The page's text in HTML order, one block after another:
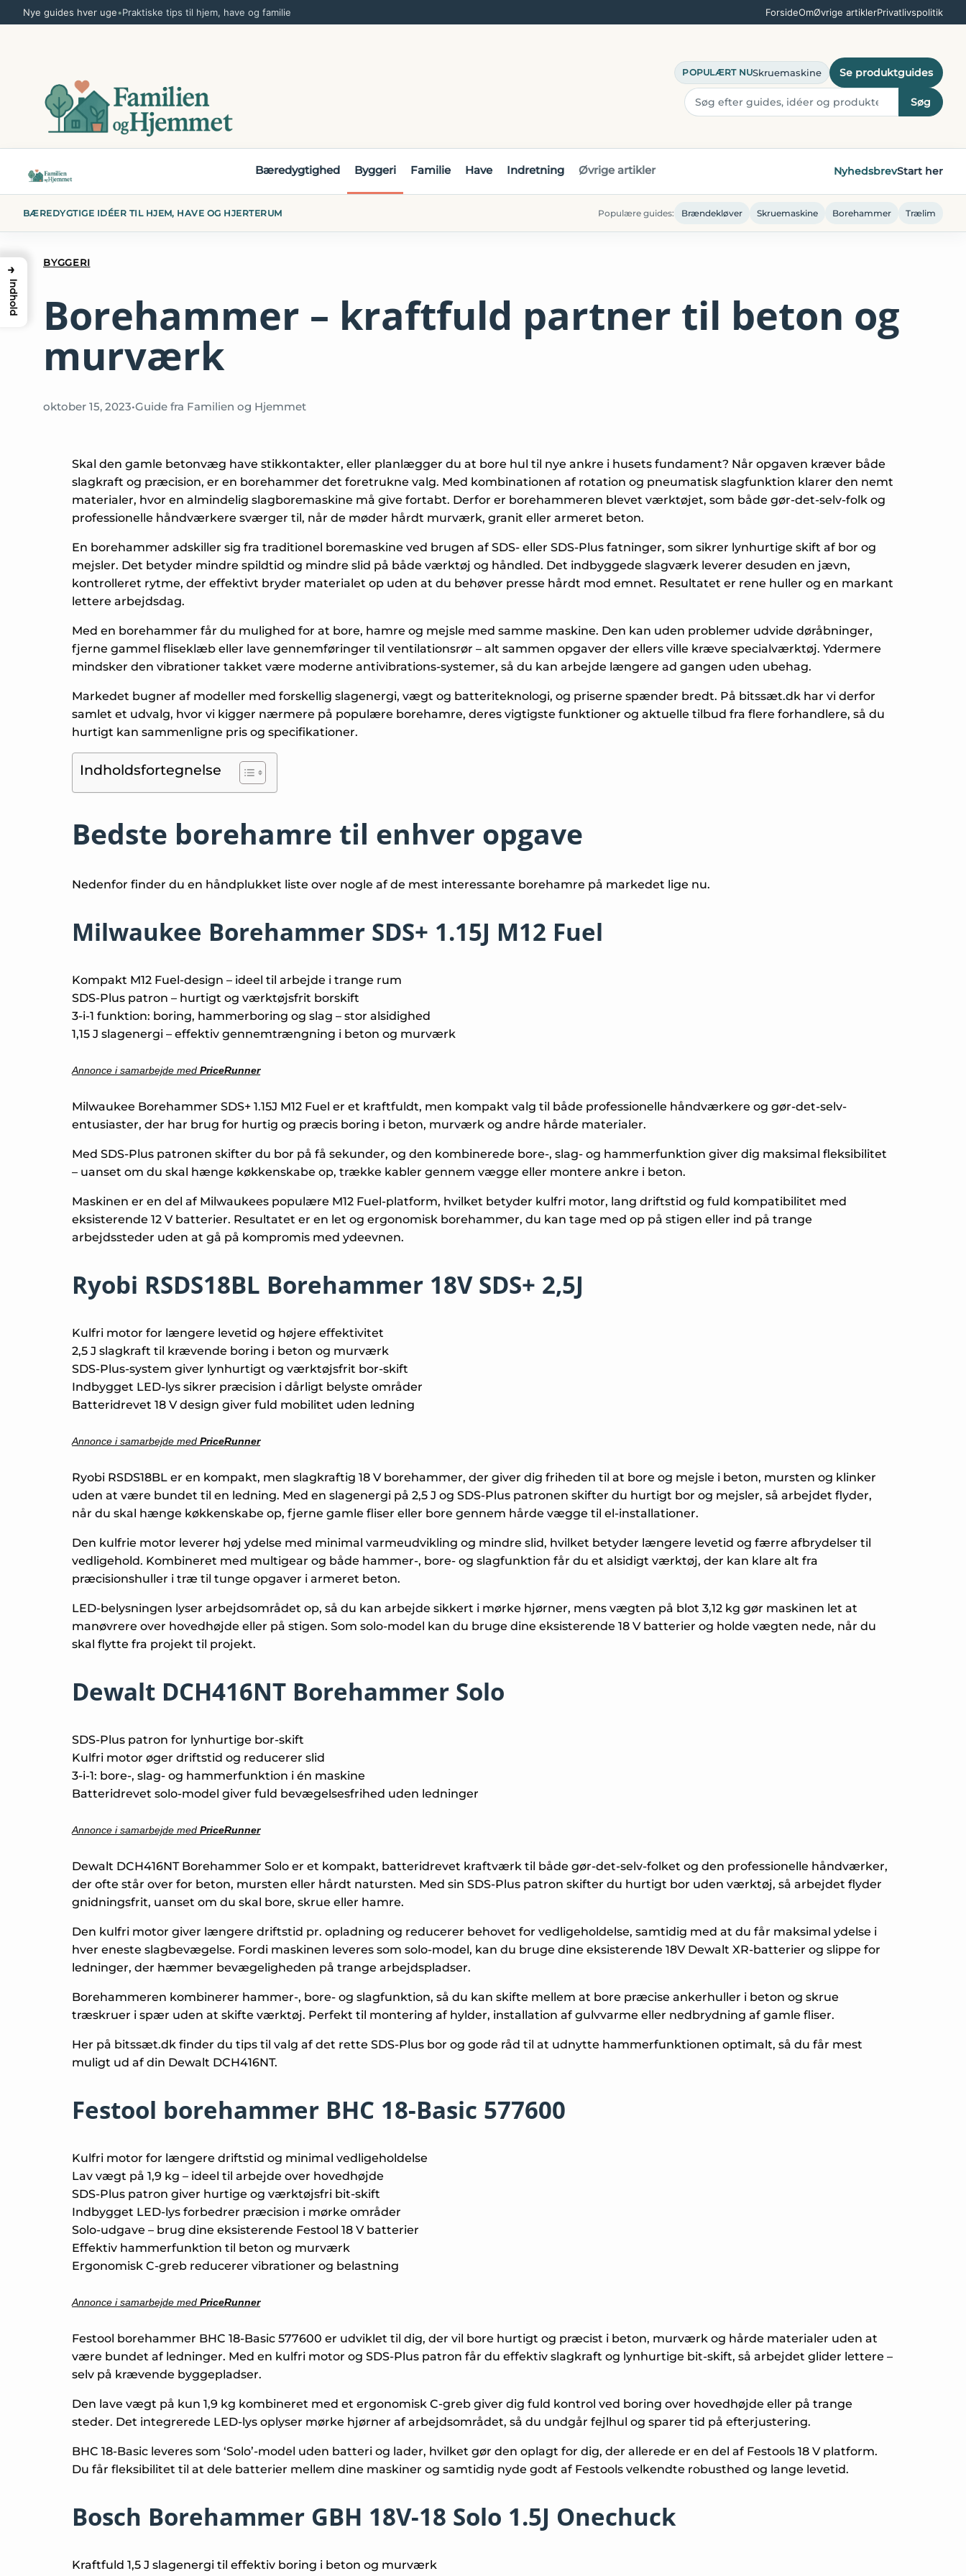
Spring
til
Nye guides hver uge•Praktiske tips til hjem, have og familie ForsideOmØvrige artiklerPrivatlivspolitik
POPULÆRT NUSkruemaskine Se produktguides
Søg
Bæredygtighed Byggeri Familie Have Indretning Øvrige artikler NyhedsbrevStart her
BÆREDYGTIGE IDÉER TIL HJEM, HAVE OG HJERTERUM Populære guides: Brændekløver Skruemaskine Borehammer Trælim
BYGGERI
Borehammer – kraftfuld partner til beton og
murværk
oktober 15, 2023•Guide fra Familien og Hjemmet
Skal den gamle betonvæg have stikkontakter, eller planlægger du at bore hul til nye ankre i husets fundament? Når opgaven kræver både
slagkraft og præcision, er en borehammer det foretrukne valg. Med kombinationen af rotation og pneumatisk slagfunktion klarer den nemt
materialer, hvor en almindelig slagboremaskine må give fortabt. Derfor er borehammeren blevet værktøjet, som både gør-det-selv-folk og
professionelle håndværkere sværger til, når de møder hårdt murværk, granit eller armeret beton.
En borehammer adskiller sig fra traditionel boremaskine ved brugen af SDS- eller SDS-Plus fatninger, som sikrer lynhurtige skift af bor og
mejsler. Det betyder mindre spildtid og mindre slid på både værktøj og håndled. Det indbyggede slagværk leverer desuden en jævn,
kontrolleret rytme, der effektivt bryder materialet op uden at du behøver presse hårdt mod emnet. Resultatet er rene huller og en markant
lettere arbejdsdag.
Med en borehammer får du mulighed for at bore, hamre og mejsle med samme maskine. Den kan uden problemer udvide døråbninger,
fjerne gammel fliseklæb eller lave gennemføringer til ventilationsrør – alt sammen opgaver der ellers ville kræve specialværktøj. Ydermere
mindsker den vibrationer takket være moderne antivibrations-systemer, så du kan arbejde længere ad gangen uden ubehag.
Markedet bugner af modeller med forskellig slagenergi, vægt og batteriteknologi, og priserne spænder bredt. På bitssæt.dk har vi derfor
samlet et udvalg, hvor vi kigger nærmere på populære borehamre, deres vigtigste funktioner og aktuelle tilbud fra flere forhandlere, så du
hurtigt kan sammenligne pris og specifikationer.
Indholdsfortegnelse
Bedste borehamre til enhver opgave
Nedenfor finder du en håndplukket liste over nogle af de mest interessante borehamre på markedet lige nu.
Milwaukee Borehammer SDS+ 1.15J M12 Fuel
Kompakt M12 Fuel-design – ideel til arbejde i trange rum
SDS-Plus patron – hurtigt og værktøjsfrit bor­skift
3-i-1 funktion: boring, hammerboring og slag – stor alsidighed
1,15 J slagenergi – effektiv gennemtrængning i beton og murværk
Annonce i samarbejde med PriceRunner
Milwaukee Borehammer SDS+ 1.15J M12 Fuel er et kraftfuldt, men kompakt valg til både professionelle håndværkere og gør-det-selv-
entusiaster, der har brug for hurtig og præcis boring i beton, murværk og andre hårde materialer.
Med SDS-Plus patronen skifter du bor på få sekunder, og den kombinerede bore-, slag- og hammerfunktion giver dig maksimal fleksibilitet
– uanset om du skal hænge køkkenskabe op, trække kabler gennem vægge eller montere ankre i beton.
Maskinen er en del af Milwaukees populære M12 Fuel-platform, hvilket betyder kulfri motor, lang driftstid og fuld kompatibilitet med
eksisterende 12 V batterier. Resultatet er en let og ergonomisk borehammer, du kan tage med op på stigen eller ind på trange
arbejdssteder uden at gå på kompromis med ydeevnen.
Ryobi RSDS18BL Borehammer 18V SDS+ 2,5J
Kulfri motor for længere levetid og højere effektivitet
2,5 J slagkraft til krævende boring i beton og murværk
SDS-Plus-system giver lynhurtigt og værktøjsfrit bor-skift
Indbygget LED-lys sikrer præcision i dårligt belyste områder
Batteridrevet 18 V design giver fuld mobilitet uden ledning
Annonce i samarbejde med PriceRunner
Ryobi RSDS18BL er en kompakt, men slagkraftig 18 V borehammer, der giver dig friheden til at bore og mejsle i beton, mursten og klinker
uden at være bundet til en ledning. Med en slagenergi på 2,5 J og SDS-Plus patronen skifter du hurtigt bor og mejsler, så arbejdet flyder,
når du skal hænge køkkenskabe op, fjerne gamle fliser eller bore gennem hårde vægge til el-installationer.
Den kulfrie motor leverer høj ydelse med minimal varmeudvikling og mindre slid, hvilket betyder længere levetid og færre afbrydelser til
vedligehold. Kombineret med multigear og både hammer-, bore- og slagfunktion får du et alsidigt værktøj, der kan klare alt fra
præcisionshuller i træ til tunge opgaver i armeret beton.
LED-belysningen lyser arbejdsområdet op, så du kan arbejde sikkert i mørke hjørner, mens vægten på blot 3,12 kg gør maskinen let at
manøvrere over hovedhøjde eller på stigen. Som solo-model kan du bruge dine eksisterende 18 V batterier og holde vægten nede, når du
skal flytte fra projekt til projekt.
Dewalt DCH416NT Borehammer Solo
SDS-Plus patron for lynhurtige bor-skift
Kulfri motor øger driftstid og reducerer slid
3-i-1: bore-, slag- og hammerfunktion i én maskine
Batteridrevet solo-model giver fuld bevægelsesfrihed uden ledninger
Annonce i samarbejde med PriceRunner
Dewalt DCH416NT Borehammer Solo er et kompakt, batteridrevet kraftværk til både gør-det-selv-folket og den professionelle håndværker,
der ofte står over for beton, mursten eller hårdt natursten. Med sin SDS-Plus patron skifter du hurtigt bor uden værktøj, så arbejdet flyder
gnidningsfrit, uanset om du skal bore, skrue eller hamre.
Den kulfri motor giver længere driftstid pr. opladning og reducerer behovet for vedligeholdelse, samtidig med at du får maksimal ydelse i
hver eneste slagbevægelse. Fordi maskinen leveres som solo-model, kan du bruge dine eksisterende 18V Dewalt XR-batterier og slippe for
ledninger, der hæmmer bevægeligheden på trange arbejdspladser.
Borehammeren kombinerer hammer-, bore- og slagfunktion, så du kan skifte mellem at bore præcise ankerhuller i beton og skrue
træskruer i spær uden at skifte værktøj. Perfekt til montering af hylder, installation af gulvvarme eller nedbrydning af gamle fliser.
Her på bitssæt.dk finder du tips til valg af det rette SDS-Plus bor og gode råd til at udnytte hammerfunktionen optimalt, så du får mest
muligt ud af din Dewalt DCH416NT.
Festool borehammer BHC 18-Basic 577600
Kulfri motor for længere driftstid og minimal vedligeholdelse
Lav vægt på 1,9 kg – ideel til arbejde over hovedhøjde
SDS-Plus patron giver hurtige og værktøjsfri bit-skift
Indbygget LED-lys forbedrer præcision i mørke områder
Solo-udgave – brug dine eksisterende Festool 18 V batterier
Effektiv hammerfunktion til beton og murværk
Ergonomisk C-greb reducerer vibrationer og belastning
Annonce i samarbejde med PriceRunner
Festool borehammer BHC 18-Basic 577600 er udviklet til dig, der vil bore hurtigt og præcist i beton, murværk og hårde materialer uden at
være bundet af ledninger. Med en kulfri motor og SDS-Plus patron får du effektiv slagkraft og lynhurtige bit-skift, så arbejdet glider lettere –
selv på krævende byggepladser.
Den lave vægt på kun 1,9 kg kombineret med et ergonomisk C-greb giver dig fuld kontrol ved boring over hovedhøjde eller på trange
steder. Det integrerede LED-lys oplyser mørke hjørner af arbejdsområdet, så du undgår fejlhul og sparer tid på efterjustering.
BHC 18-Basic leveres som ‘Solo’-model uden batteri og lader, hvilket gør den oplagt for dig, der allerede er en del af Festools 18 V platform.
Du får fleksibilitet til at dele batterier mellem dine maskiner og samtidig nyde godt af Festools velkendte robusthed og lange levetid.
Bosch Borehammer GBH 18V-18 Solo 1.5J Onechuck
Kraftfuld 1,5 J slagenergi til effektiv boring i beton og murværk
→
Indhold